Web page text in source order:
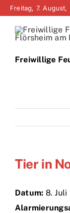
Zum
springen
Freitag, 7. August,
Freiwillige
Home
Bürgerinfo
Über uns
Tier in
Datum: 8. Juli